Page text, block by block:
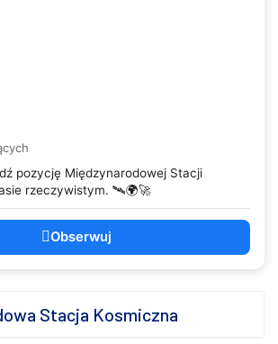
pozycję Międzynarodowej Stacji
rzeczywistym. 🛰️🌍🚀
Obserwuj
Stacja Kosmiczna